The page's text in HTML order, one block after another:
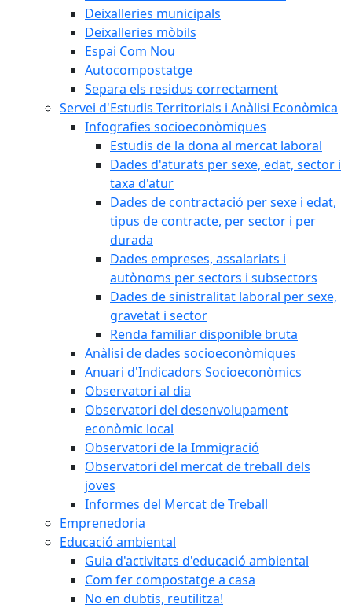
Deixalleries municipals
Deixalleries mòbils
Espai Com Nou
Autocompostatge
Separa els residus correctament
Servei d'Estudis Territorials i Anàlisi Econòmica
Infografies socioeconòmiques
Estudis de la dona al mercat laboral
Dades d'aturats per sexe, edat, sector i
taxa d'atur
Dades de contractació per sexe i edat,
tipus de contracte, per sector i per
durada
Dades empreses, assalariats i
autònoms per sectors i subsectors
Dades de sinistralitat laboral per sexe,
gravetat i sector
Renda familiar disponible bruta
Anàlisi de dades socioeconòmiques
Anuari d'Indicadors Socioeconòmics
Observatori al dia
Observatori del desenvolupament
econòmic local
Observatori de la Immigració
Observatori del mercat de treball dels
joves
Informes del Mercat de Treball
Emprenedoria
Educació ambiental
Guia d'activitats d'educació ambiental
Com fer compostatge a casa
No en dubtis, reutilitza!